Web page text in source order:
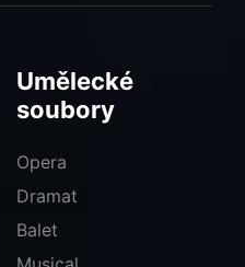
Umělecké
soubory
Opera
Dramat
Balet